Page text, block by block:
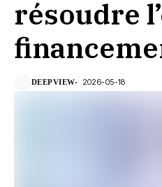
résoudre
DEEPVIEW 2026-05-18